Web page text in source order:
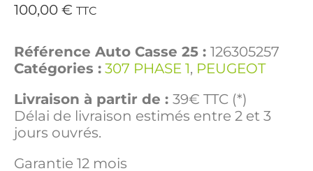
100,00 € TTC
Référence Auto Casse 25 : 126305257
Catégories : 307 PHASE 1, PEUGEOT
Livraison à partir de : 39€ TTC (*)
Délai de livraison estimés entre 2 et 3
jours ouvrés.
Garantie 12 mois